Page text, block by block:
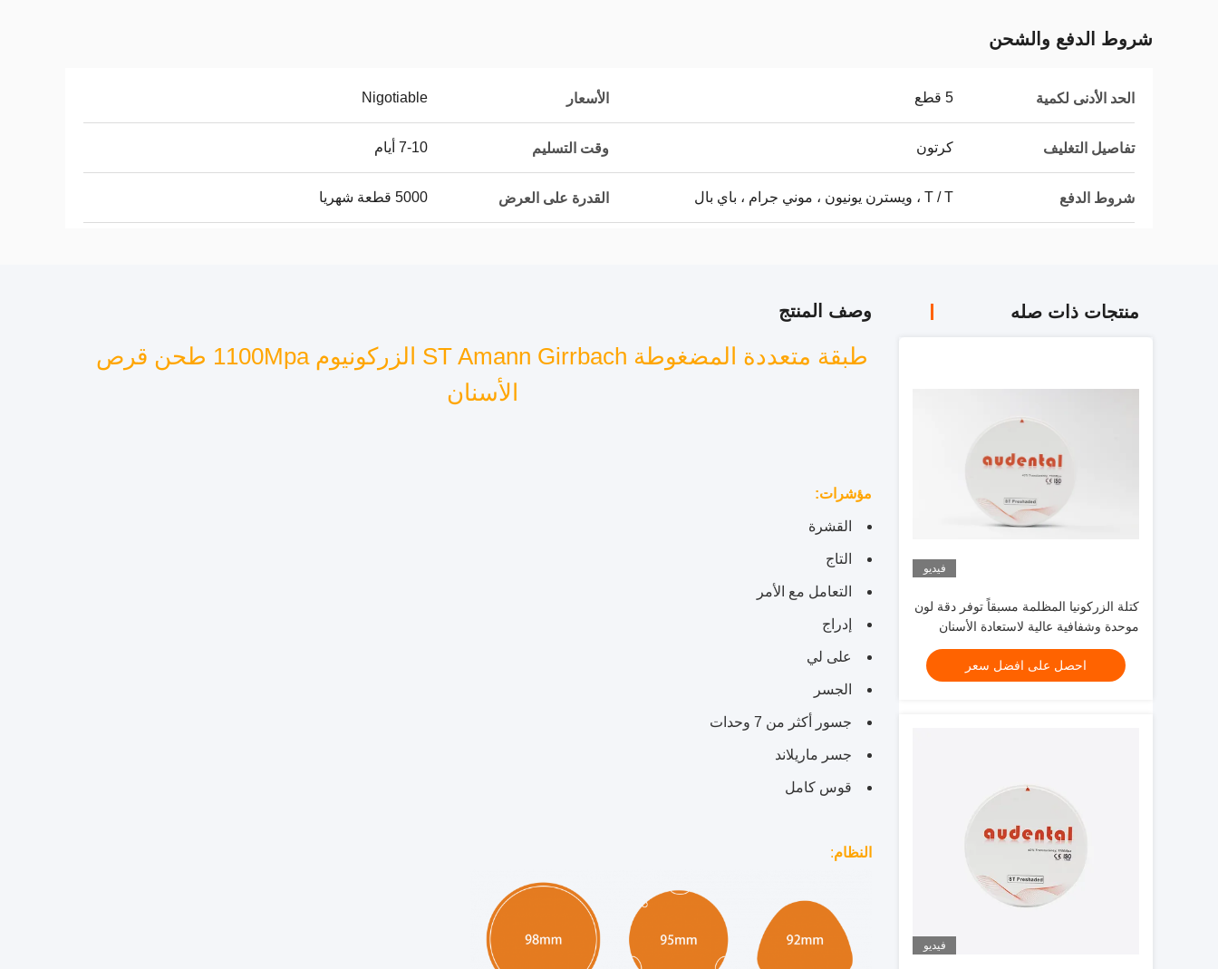
شروط الدفع والشحن
الحد الأدنى لكمية 5 قطع الأسعار Nigotiable
تفاصيل التغليف كرتون وقت التسليم 7-10 أيام
شروط الدفع T / T ، ويسترن يونيون ، موني جرام ، باي بال القدرة على العرض 5000 قطعة شهريا
منتجات ذات صله
فيديو
كتلة الزركونيا المظلمة مسبقاً توفر دقة لون
موحدة وشفافية عالية لاستعادة الأسنان
الطبيعية
احصل على افضل سعر
فيديو
وصف المنتج
طبقة متعددة المضغوطة ST Amann Girrbach الزركونيوم 1100Mpa طحن قرص
الأسنان
مؤشرات:
القشرة
التاج
التعامل مع الأمر
إدراج
على لي
الجسر
جسور أكثر من 7 وحدات
جسر ماريلاند
قوس كامل
النظام: